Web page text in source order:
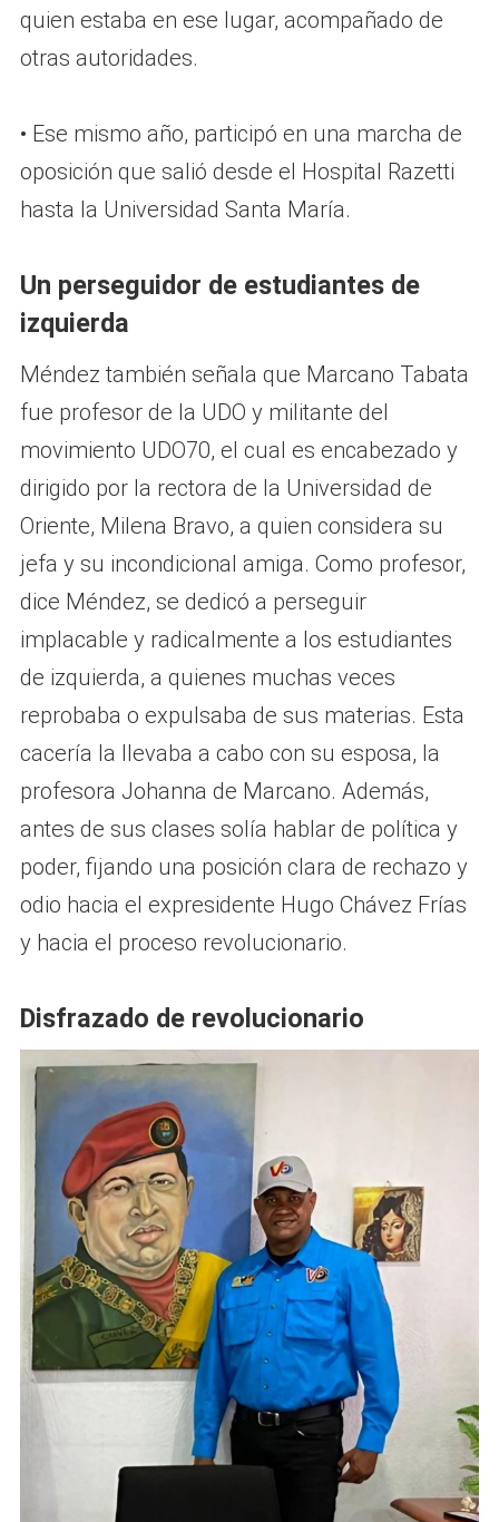
quien estaba en ese lugar, acompañado de
otras autoridades.
• Ese mismo año, participó en una marcha de
oposición que salió desde el Hospital Razetti
hasta la Universidad Santa María.
Un perseguidor de estudiantes de
izquierda
Méndez también señala que Marcano Tabata
fue profesor de la UDO y militante del
movimiento UDO70, el cual es encabezado y
dirigido por la rectora de la Universidad de
Oriente, Milena Bravo, a quien considera su
jefa y su incondicional amiga. Como profesor,
dice Méndez, se dedicó a perseguir
implacable y radicalmente a los estudiantes
de izquierda, a quienes muchas veces
reprobaba o expulsaba de sus materias. Esta
cacería la llevaba a cabo con su esposa, la
profesora Johanna de Marcano. Además,
antes de sus clases solía hablar de política y
poder, fijando una posición clara de rechazo y
odio hacia el expresidente Hugo Chávez Frías
y hacia el proceso revolucionario.
Disfrazado de revolucionario